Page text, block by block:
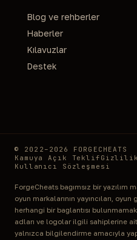
Blog ve rehberler
Haberler
Kılavuzlar
Destek
© 2022–2026 FORGECHEATS
Kamuya Açık Teklif
Kullanıcı Sözleşmesi
ForgeCheats bağımsız bir yazılım
oyun markalarının yayıncıları,
herhangi bir bağlantısı
adları ve logolar ilgili sahiplerine
yalnızca bilgilendirme amacıyla